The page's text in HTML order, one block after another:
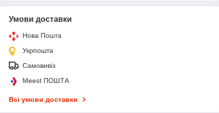
Умови доставки
Нова Пошта
Укрпошта
Самовивіз
Meest ПОШТА
Всі умови доставки